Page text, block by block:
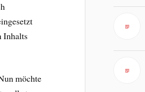
Inhalts
möchte